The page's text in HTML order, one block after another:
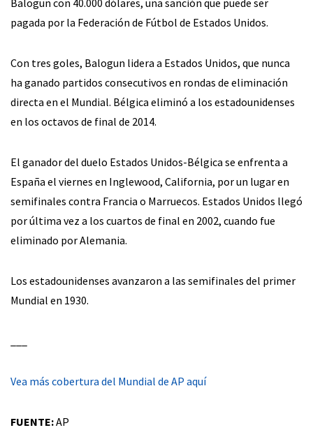
Balogun con 40.000 dólares, una sanción que puede ser
pagada por la Federación de Fútbol de Estados Unidos.
Con tres goles, Balogun lidera a Estados Unidos, que nunca
ha ganado partidos consecutivos en rondas de eliminación
directa en el Mundial. Bélgica eliminó a los estadounidenses
en los octavos de final de 2014.
El ganador del duelo Estados Unidos-Bélgica se enfrenta a
España el viernes en Inglewood, California, por un lugar en
semifinales contra Francia o Marruecos. Estados Unidos llegó
por última vez a los cuartos de final en 2002, cuando fue
eliminado por Alemania.
Los estadounidenses avanzaron a las semifinales del primer
Mundial en 1930.
Vea más cobertura del Mundial de AP aquí
FUENTE:AP